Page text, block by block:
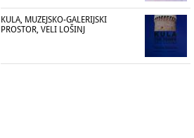
KULA, MUZEJSKO-GALERIJSKI
PROSTOR, VELI LOŠINJ